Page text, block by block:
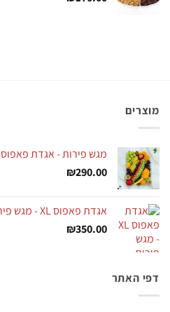
מוצרים
מגש פירות - אגדת פאפוס L
₪290.00
אגדת פאפוס XL - מגש פירות העונה
₪350.00
דפי האתר